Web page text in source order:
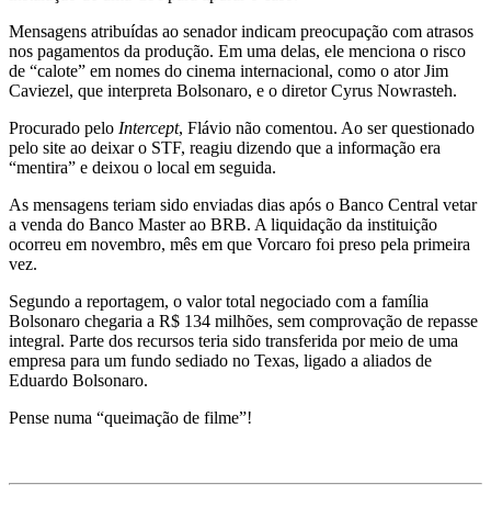
Mensagens atribuídas ao senador indicam preocupação com atrasos
nos pagamentos da produção. Em uma delas, ele menciona o risco
de “calote” em nomes do cinema internacional, como o ator Jim
Caviezel, que interpreta Bolsonaro, e o diretor Cyrus Nowrasteh.
Procurado pelo Intercept, Flávio não comentou. Ao ser questionado
pelo site ao deixar o STF, reagiu dizendo que a informação era
“mentira” e deixou o local em seguida.
As mensagens teriam sido enviadas dias após o Banco Central vetar
a venda do Banco Master ao BRB. A liquidação da instituição
ocorreu em novembro, mês em que Vorcaro foi preso pela primeira
vez.
Segundo a reportagem, o valor total negociado com a família
Bolsonaro chegaria a R$ 134 milhões, sem comprovação de repasse
integral. Parte dos recursos teria sido transferida por meio de uma
empresa para um fundo sediado no Texas, ligado a aliados de
Eduardo Bolsonaro.
Pense numa “queimação de filme”!